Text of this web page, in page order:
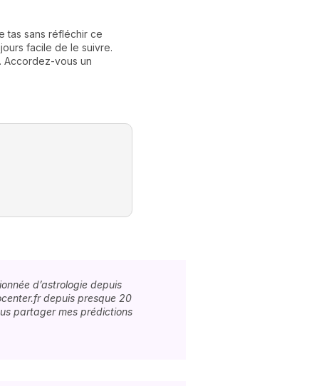
tas sans réfléchir ce
facile de le suivre.
Accordez-vous un
d’astrologie depuis
depuis presque 20
partager mes prédictions